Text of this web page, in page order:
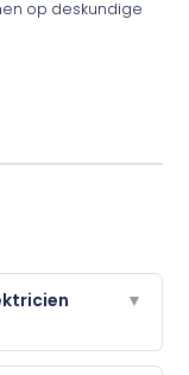
op deskundige
▼